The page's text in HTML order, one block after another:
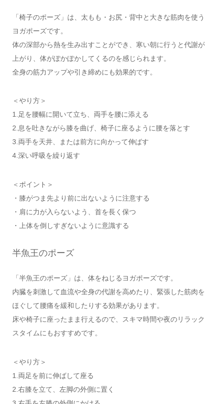
「椅子のポーズ」は、太もも・お尻・背中と大きな筋肉を使う
ヨガポーズです。
体の深部から熱を生み出すことができ、寒い朝に行うと代謝が
上がり、体がぽかぽかしてくるのを感じられます。
全身の筋力アップや引き締めにも効果的です。
＜やり方＞
1.足を腰幅に開いて立ち、両手を腰に添える
2.息を吐きながら膝を曲げ、椅子に座るように腰を落とす
3.両手を天井、または前方に向かって伸ばす
4.深い呼吸を繰り返す
＜ポイント＞
・膝がつま先より前に出ないように注意する
・肩に力が入らないよう、首を長く保つ
・上体を倒しすぎないように意識する
半魚王のポーズ
「半魚王のポーズ」は、体をねじるヨガポーズです。
内臓を刺激して血流や全身の代謝を高めたり、緊張した筋肉を
ほぐして腰痛を緩和したりする効果があります。
床や椅子に座ったまま行えるので、スキマ時間や夜のリラック
スタイムにもおすすめです。
＜やり方＞
1.両足を前に伸ばして座る
2.右膝を立て、左脚の外側に置く